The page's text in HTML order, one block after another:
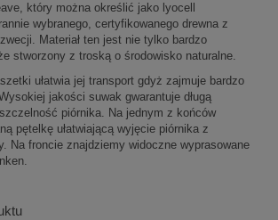
który można określić jako lyocell
wybranego, certyfikowanego drewna z
Materiał ten jest nie tylko bardzo
stworzony z troską o środowisko naturalne.
ułatwia jej transport gdyż zajmuje bardzo
jakości suwak gwarantuje długą
piórnika. Na jednym z końców
pętelkę ułatwiającą wyjęcie piórnika z
Na froncie znajdziemy widoczne wyprasowane